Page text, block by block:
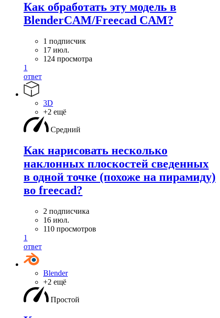
Как обработать эту модель в
BlenderCAM/Freecad CAM?
1 подписчик
17 июл.
124 просмотра
1
ответ
3D
+2 ещё
Средний
Как нарисовать несколько
наклонных плоскостей сведенных
в одной точке (похоже на пирамиду)
во freecad?
2 подписчика
16 июл.
110 просмотров
1
ответ
Blender
+2 ещё
Простой